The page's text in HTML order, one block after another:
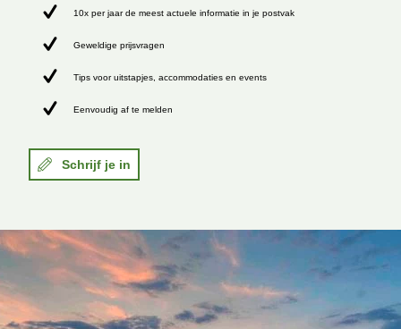
10x per jaar de meest actuele informatie in je postvak
Geweldige prijsvragen
Tips voor uitstapjes, accommodaties en events
Eenvoudig af te melden
Schrijf je in